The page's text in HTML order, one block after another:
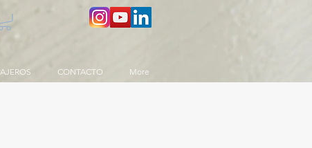
CONTACTO More